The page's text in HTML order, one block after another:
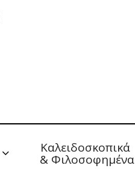
Καλειδοσκοπικά
& Φιλοσοφημένα